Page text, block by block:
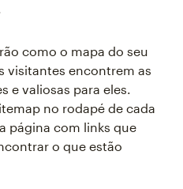
como o mapa do seu
visitantes encontrem as
e valiosas para eles.
no rodapé de cada
página com links que
o que estão